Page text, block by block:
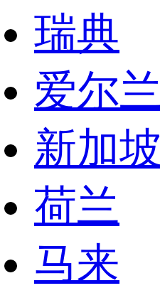
瑞典
爱尔兰
新加坡
荷兰
马来